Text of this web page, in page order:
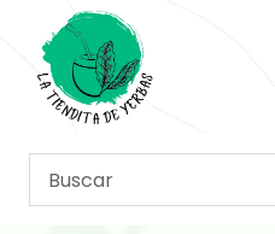
contenido